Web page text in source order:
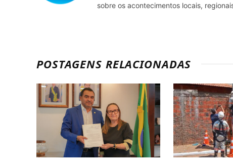
sobre os acontecimentos locais,
POSTAGENS RELACIONADAS